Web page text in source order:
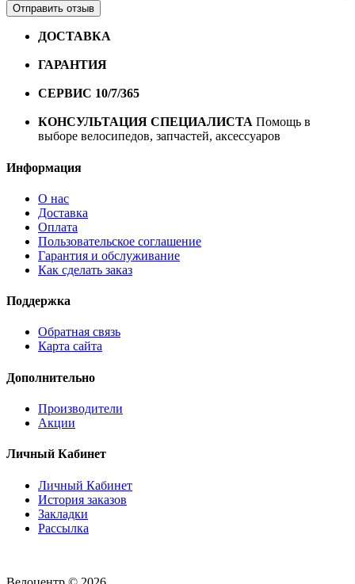
Отправить отзыв
ДОСТАВКА
ГАРАНТИЯ
СЕРВИС 10/7/365
КОНСУЛЬТАЦИЯ СПЕЦИАЛИСТА Помощь в
выборе велосипедов, запчастей, аксессуаров
Информация
О нас
Доставка
Оплата
Пользовательское соглашение
Гарантия и обслуживание
Как сделать заказ
Поддержка
Обратная связь
Карта сайта
Дополнительно
Производители
Акции
Личный Кабинет
Личный Кабинет
История заказов
Закладки
Рассылка